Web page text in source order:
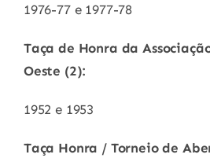
1976-77 e 1977-78
Taça de Honra da
Oeste (2):
1952 e 1953
Taça Honra / Torneio de